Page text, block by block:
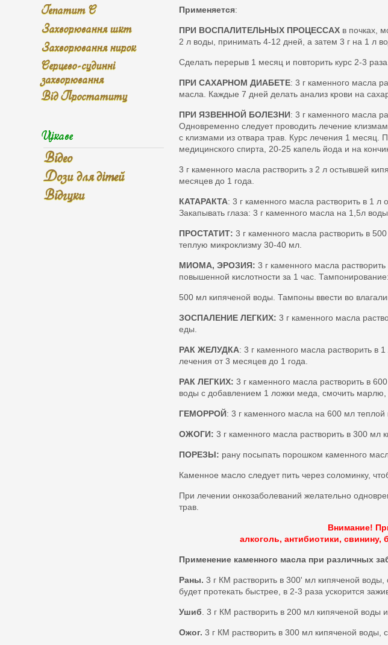
Применяется:
ПРИ ВОСПАЛИТЕЛЬНЫХ ПРОЦЕССАХ в почках,
2 л воды, принимать 4-12 дней, а затем 3 г на 1 л
Сделать перерыв 1 месяц и повторить курс 2-3 раза.
ПРИ САХАРНОМ ДИАБЕТЕ: 3 г каменного масла
масла. Каждые 7 дней делать анализ крови на
ПРИ ЯЗВЕННОЙ БОЛЕЗНИ: 3 г каменного масла
Одновременно следует проводить лечение
с клизмами из отвара трав. Курс лечения 1
медицинского спирта, 20-25 капель йода и на
3 г каменного масла растворить з 2 л остывшей
месяцев до 1 года.
КАТАРАКТА: 3 г каменного масла растворить в 1
Закапывать глаза: 3 г каменного масла на 1,5л воды.
ПРОСТАТИТ: 3 г каменного масла растворить в
теплую микроклизму 30-40 мл.
МИОМА, ЭРОЗИЯ: 3 г каменного масла
повышенной кислотности за 1 час.
500 мл кипяченой воды. Тампоны ввести во
ЗОСПАЛЕНИЕ ЛЕГКИХ: 3 г каменного масла
еды.
РАК ЖЕЛУДКА: 3 г каменного масла растворить в
лечения от 3 месяцев до 1 года.
РАК ЛЕГКИХ: 3 г каменного масла растворить в
воды с добавлением 1 ложки меда, смочить марлю,
ГЕМОРРОЙ: 3 г каменного масла на 600 мл
ОЖОГИ: 3 г каменного масла растворить в 300
ПОРЕЗЫ: рану посыпать порошком каменного
Каменное масло следует пить через соломинку,
При лечении онкозаболеваний желательно
трав.
Внимание!
алкоголь, антибиотики, свинину,
Применение каменного масла при различных
Раны. 3 г КМ растворить в 300' мл кипяченой
будет протекать быстрее, в 2-3 раза ускорится
Ушиб . 3 г КМ растворить в 200 мл кипяченой
Ожог. 3 г КМ растворить в 300 мл кипяченой воды,
Гепатит С
Захворювання шкт
Захворювання нирок
Серцево-судинні
захворювання
Від Простатиту
Цікаве
Відео
Дози для дітей
Відгуки